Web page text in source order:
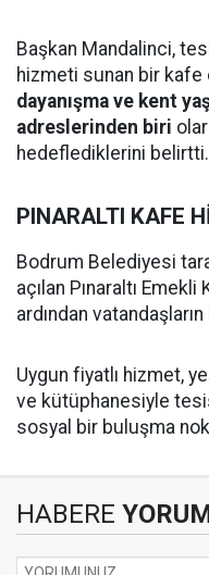
Başkan Mandalinci,
hizmeti sunan bir kafe
dayanışma ve kent
adreslerinden biri
hedeflediklerini belirtti.
PINARALTI KAFE
Bodrum Belediyesi
açılan Pınaraltı Emekli
ardından
Uygun fiyatlı hizmet,
ve kütüphanesiyle
sosyal bir buluşma
HABERE